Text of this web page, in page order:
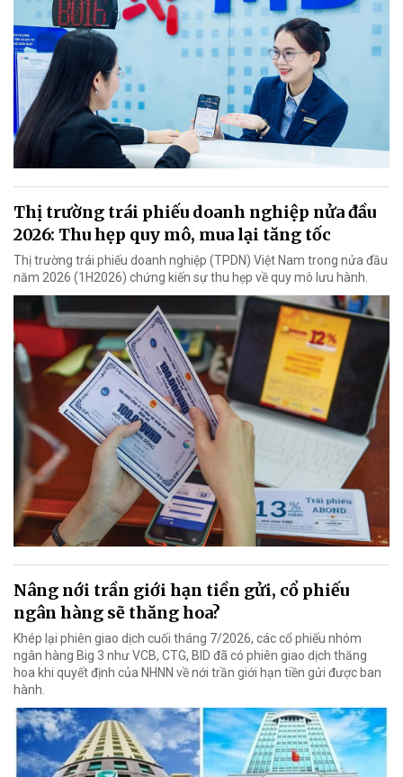
Thị trường trái phiếu doanh nghiệp nửa đầu
2026: Thu hẹp quy mô, mua lại tăng tốc
Thị trường trái phiếu doanh nghiệp (TPDN) Việt Nam trong nửa đầu
năm 2026 (1H2026) chứng kiến sự thu hẹp về quy mô lưu hành.
Nâng nới trần giới hạn tiền gửi, cổ phiếu
ngân hàng sẽ thăng hoa?
Khép lại phiên giao dịch cuối tháng 7/2026, các cổ phiếu nhóm
ngân hàng Big 3 như VCB, CTG, BID đã có phiên giao dịch thăng
hoa khi quyết định của NHNN về nới trần giới hạn tiền gửi được ban
hành.